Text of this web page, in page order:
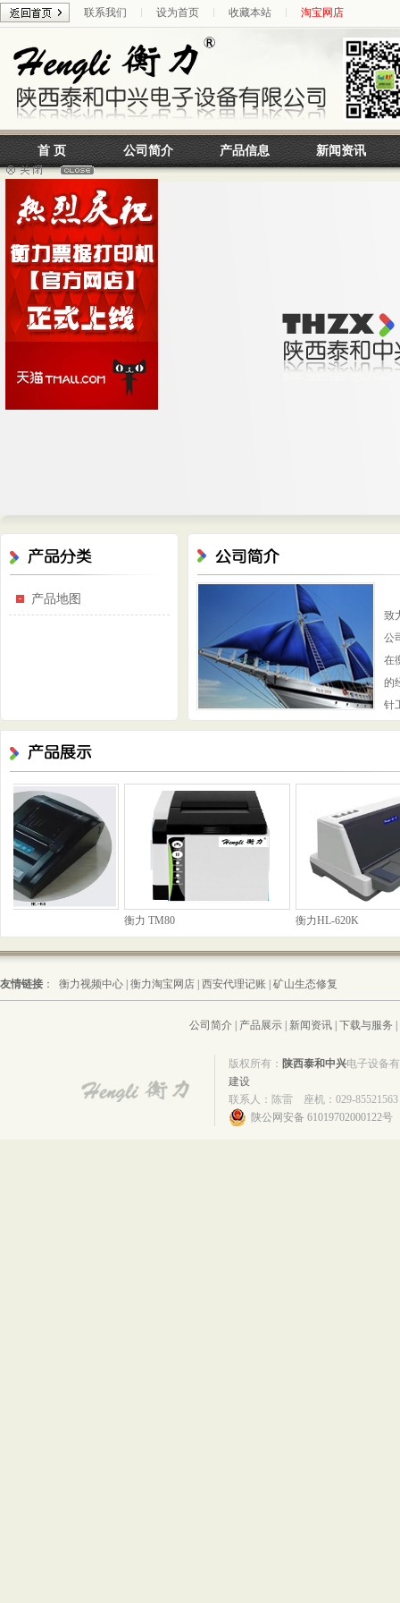
联系我们 设为首页 收藏本站 淘宝网店
首 页 公司简介 产品信息 新闻资讯
产品地图
致
公
在
的
针
衡力 TM80 衡力HL-620K
友情链接 ： 衡力视频中心 衡力淘宝网店 西安代理记账 矿山生态修复
公司简介 产品展示 新闻资讯 下载与服务
版权所有： 陕西泰和中兴电子设备
建设
联系人：陈雷 座机：029-
陕公网安备 61019702000122号